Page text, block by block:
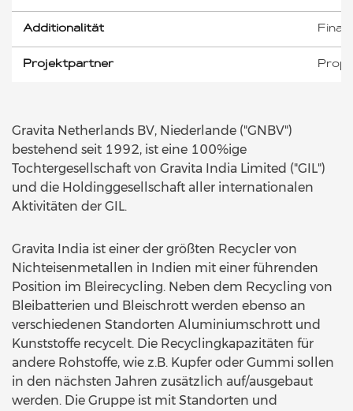
Additionalität
Projektpartner
Gravita Netherlands BV, Niederlande ("GNBV")
bestehend seit 1992, ist eine 100%ige
Tochtergesellschaft von Gravita India Limited ("GIL")
und die Holdinggesellschaft aller internationalen
Aktivitäten der GIL.
Gravita India ist einer der größten Recycler von
Nichteisenmetallen in Indien mit einer führenden
Position im Bleirecycling. Neben dem Recycling von
Bleibatterien und Bleischrott werden ebenso an
verschiedenen Standorten Aluminiumschrott und
Kunststoffe recycelt. Die Recyclingkapazitäten für
andere Rohstoffe, wie z.B. Kupfer oder Gummi sollen
in den nächsten Jahren zusätzlich auf/ausgebaut
werden. Die Gruppe ist mit Standorten und